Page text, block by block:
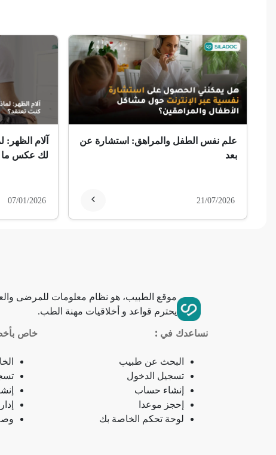
ألزهايمر (مرض)
غمش
انقطاع الحيض
فقدان الذاكرة
ذبحة صدرية
ذبحة صدرية (مصطلح لاتيني)
فقدان الشهية
فقدان حاسة الشم
جمرة (أنثراكس)
علم نفس الطفل والمراهق: استشارة عن
بعد
21/07/2026
آلام الظهر:
لك عكس ما
07/01/2026
موقع الطبيب، هو نظام معلومات للمرضى
يحترم قواعد و أخلاقيات مهنة الطب.
نساعدك في :
البحث عن طبيب
تسجيل الدخول
إنشاء حساب
إحجز موعدا
لوحة تحكم الخاصة بك
خاص